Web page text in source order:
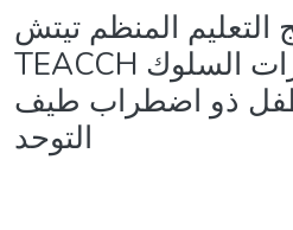
التعليم المنظم تيتش
TEACCH في تطوير مهارات السلوك
ذو اضطراب طيف
التوحد